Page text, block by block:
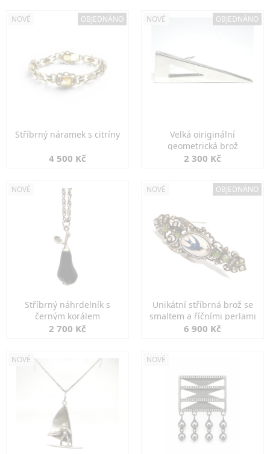
NOVÉ OBJEDNÁNO
Stříbrný náramek s citríny
4 500 Kč
NOVÉ OBJEDNÁNO
Velká oiriginální
geometrická brož
2 300 Kč
NOVÉ
Stříbrný náhrdelník s
černým korálem
2 700 Kč
NOVÉ OBJEDNÁNO
Unikátní stříbrná brož se
smaltem a říčními perlami
6 900 Kč
NOVÉ NOVÉ